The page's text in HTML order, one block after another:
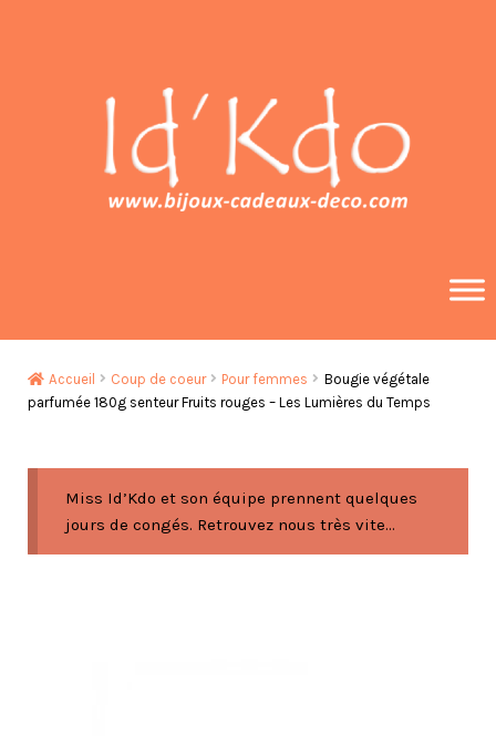
Accueil Coup de coeur Pour femmes
Bougie végétale
parfumée 180g senteur Fruits rouges – Les Lumières du Temps
Miss Id’Kdo et son équipe prennent quelques
jours de congés. Retrouvez nous très vite...